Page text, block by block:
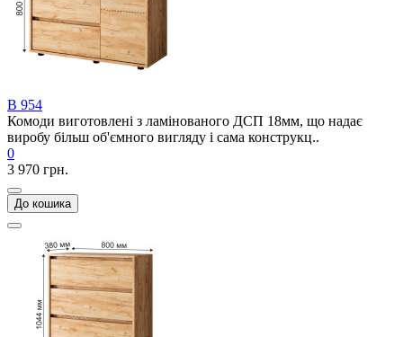
В 954
Комоди виготовлені з ламінованого ДСП 18мм, що надає
виробу більш об'ємного вигляду і сама конструкц..
0
3 970 грн.
До кошика